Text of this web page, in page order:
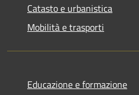
Catasto e urbanistica
Mobilità e trasporti
Educazione e formazione